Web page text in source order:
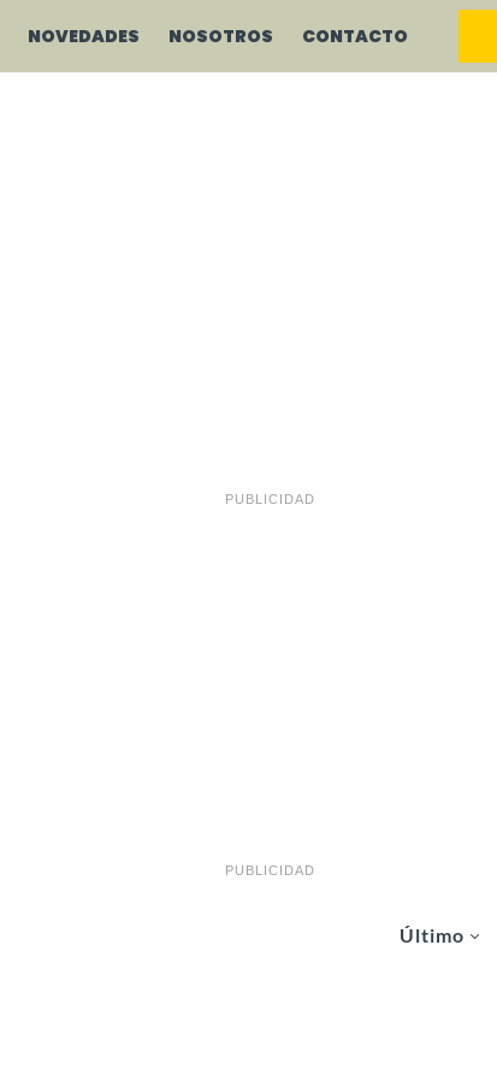
NOVEDADES NOSOTROS CONTACTO
PUBLICIDAD
PUBLICIDAD
Último